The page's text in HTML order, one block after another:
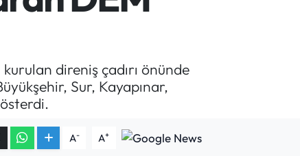
direniş çadırı önünde
Sur, Kayapınar,
A- A+